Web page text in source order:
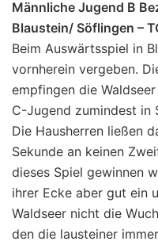
Männliche Jugend B
Blaustein/ Söflingen –
Beim Auswärtsspiel in
vornherein vergeben.
empfingen die
C-Jugend zumindest in
Die Hausherren ließen
Sekunde an keinen
dieses Spiel gewinnen
ihrer Ecke aber gut ein
Waldseer nicht die
den die lausteiner